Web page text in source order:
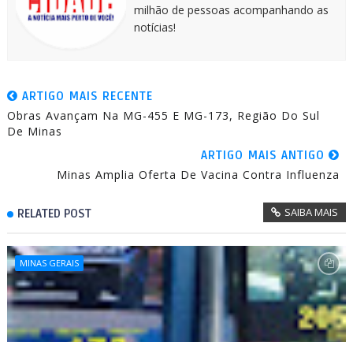
milhão de pessoas acompanhando as
notícias!
ARTIGO MAIS RECENTE
Obras Avançam Na MG-455 E MG-173, Região Do Sul
De Minas
ARTIGO MAIS ANTIGO
Minas Amplia Oferta De Vacina Contra Influenza
RELATED POST SAIBA MAIS
MINAS GERAIS